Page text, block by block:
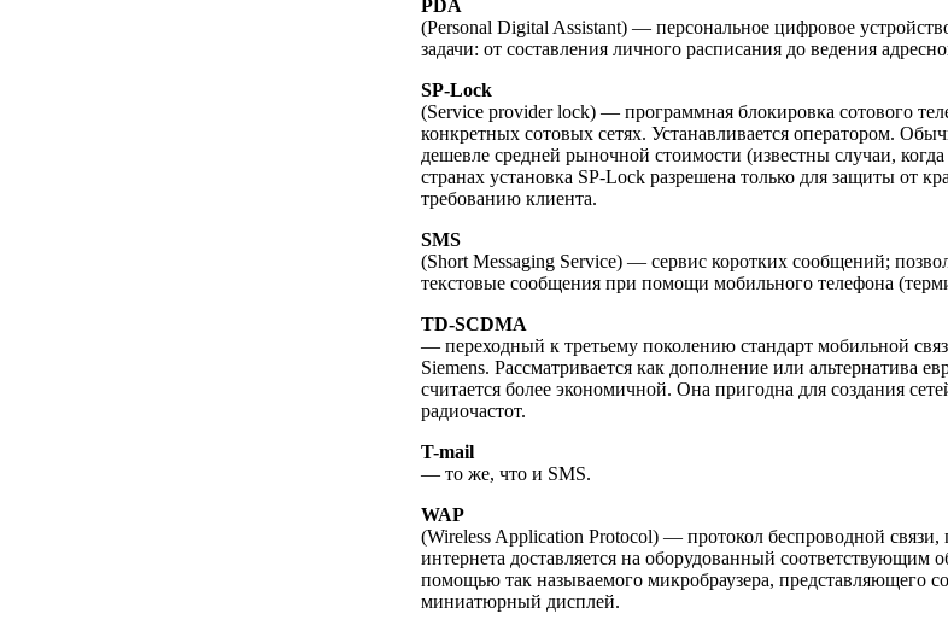
PDA
(Personal Digital Assistant) — персональное цифровое
задачи: от составления личного расписания до ведения
SP-Lock
(Service provider lock) — программная блокировка сотового
конкретных сотовых сетях. Устанавливается оператором.
дешевле средней рыночной стоимости (известны случаи,
странах установка SP-Lock разрешена только для защиты от
требованию клиента.
SMS
(Short Messaging Service) — сервис коротких сообщений;
текстовые сообщения при помощи мобильного телефона
TD-SCDMA
— переходный к третьему поколению стандарт мобильной
Siemens. Рассматривается как дополнение или альтернатива
считается более экономичной. Она пригодна для создания
радиочастот.
T-mail
— то же, что и SMS.
WAP
(Wireless Application Protocol) — протокол беспроводной
интернета доставляется на оборудованный соответствующим
помощью так называемого микробраузера, представляющего
миниатюрный дисплей.